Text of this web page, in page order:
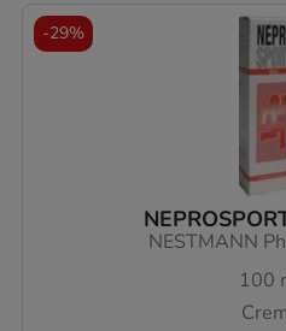
NESTMANN
100
-29%